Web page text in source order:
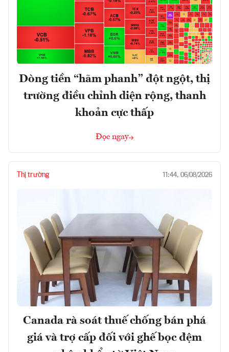
Dòng tiền “hãm phanh” đột ngột, thị
trường điều chỉnh diện rộng, thanh
khoản cực thấp
Đọc ngay
Thị trường 11:44, 06/08/2026
Canada rà soát thuế chống bán phá
giá và trợ cấp đối với ghế bọc đệm